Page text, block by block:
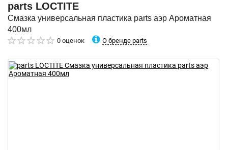
parts LOCTITE
Смазка универсальная пластика parts аэр Ароматная
400мл
0 оценок О бренде parts